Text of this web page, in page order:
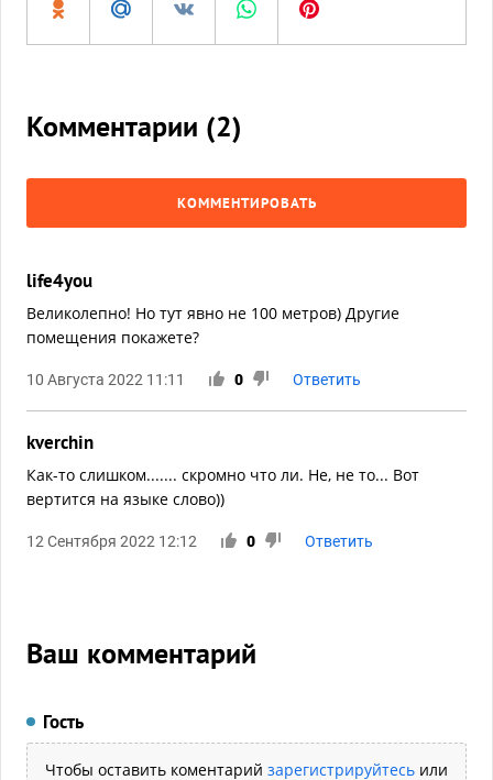
Комментарии (2)
КОММЕНТИРОВАТЬ
life4you
Великолепно! Но тут явно не 100 метров) Другие
помещения покажете?
10 Августа 2022 11:11 0 Ответить
kverchin
Как-то слишком....... скромно что ли. Не, не то... Вот
вертится на языке слово))
12 Сентября 2022 12:12 0 Ответить
Ваш комментарий
Гость
Чтобы оставить коментарий зарегистрируйтесь или